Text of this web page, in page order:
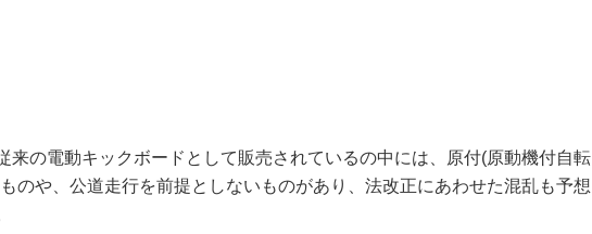
来の電動キックボードとして販売されているの中には、原付(原動機付自転
のや、公道走行を前提としないものがあり、法改正にあわせた混乱も予想